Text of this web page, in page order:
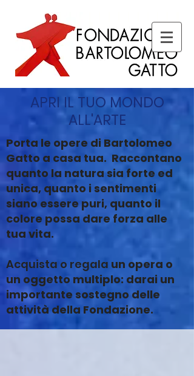
APRI IL TUO MONDO
ALL'ARTE
Porta le opere di Bartolomeo
Gatto a casa tua. Raccontano
quanto la natura sia forte ed
unica, quanto i sentimenti
siano essere puri, quanto il
colore possa dare forza alle
tua vita.
Acquista o regala un opera o
un oggetto multiplo: darai un
importante sostegno delle
attività della Fondazione.